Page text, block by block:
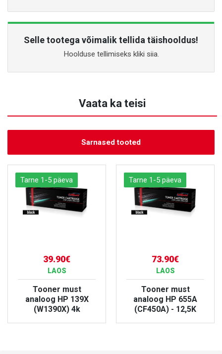
Selle tootega võimalik tellida täishooldus!
Hoolduse tellimiseks kliki siia.
Vaata ka teisi
Sarnased tooted
Tarne 1-5 päeva
39.90€
LAOS
Tooner must
analoog HP 139X
(W1390X) 4k
Tarne 1-5 päeva
73.90€
LAOS
Tooner must
analoog HP 655A
(CF450A) - 12,5K